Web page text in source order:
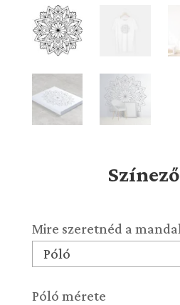
Mire szeretnéd a
Póló mérete